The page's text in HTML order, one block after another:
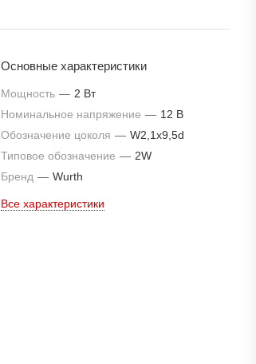
Основные характеристики
Мощность — 2 Вт
Номинальное напряжение — 12 В
Обозначение цоколя — W2,1x9,5d
Типовое обозначение — 2W
Бренд — Wurth
Все характеристики